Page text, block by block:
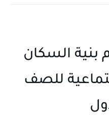
السكان
للصف